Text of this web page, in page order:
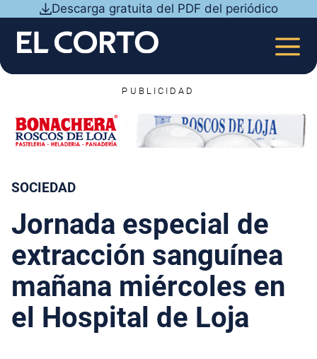
contenido
Descarga gratuita del PDF del periódico
PUBLICIDAD
SOCIEDAD
Jornada especial de
extracción sanguínea
mañana miércoles en
el Hospital de Loja